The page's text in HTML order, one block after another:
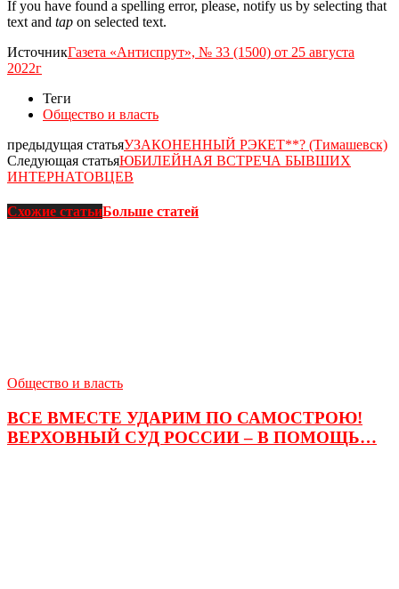
If you have found a spelling error, please, notify us by selecting that
text and tap on selected text.
ИсточникГазета «Антиспрут», № 33 (1500) от 25 августа
2022г
Теги
Общество и власть
предыдущая статьяУЗАКОНЕННЫЙ РЭКЕТ**? (Тимашевск)
Следующая статьяЮБИЛЕЙНАЯ ВСТРЕЧА БЫВШИХ
ИНТЕРНАТОВЦЕВ
Схожие статьиБольше статей
Общество и власть
ВСЕ ВМЕСТЕ УДАРИМ ПО САМОСТРОЮ!
ВЕРХОВНЫЙ СУД РОССИИ – В ПОМОЩЬ…